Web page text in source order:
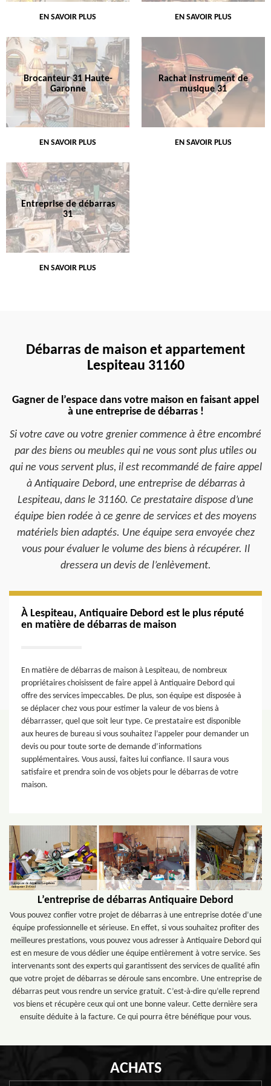
EN SAVOIR PLUS EN SAVOIR PLUS
Brocanteur 31 Haute-
Garonne
EN SAVOIR PLUS
Rachat instrument de
musique 31
EN SAVOIR PLUS
Entreprise de débarras
31
EN SAVOIR PLUS
Débarras de maison et appartement
Lespiteau 31160
Gagner de l’espace dans votre maison en faisant appel
à une entreprise de débarras !
Si votre cave ou votre grenier commence à être encombré
par des biens ou meubles qui ne vous sont plus utiles ou
qui ne vous servent plus, il est recommandé de faire appel
à Antiquaire Debord, une entreprise de débarras à
Lespiteau, dans le 31160. Ce prestataire dispose d’une
équipe bien rodée à ce genre de services et des moyens
matériels bien adaptés. Une équipe sera envoyée chez
vous pour évaluer le volume des biens à récupérer. Il
dressera un devis de l’enlèvement.
À Lespiteau, Antiquaire Debord est le plus réputé
en matière de débarras de maison
En matière de débarras de maison à Lespiteau, de nombreux
propriétaires choisissent de faire appel à Antiquaire Debord qui
offre des services impeccables. De plus, son équipe est disposée à
se déplacer chez vous pour estimer la valeur de vos biens à
débarrasser, quel que soit leur type. Ce prestataire est disponible
aux heures de bureau si vous souhaitez l’appeler pour demander un
devis ou pour toute sorte de demande d’informations
supplémentaires. Vous aussi, faites lui confiance. Il saura vous
satisfaire et prendra soin de vos objets pour le débarras de votre
maison.
L’entreprise de débarras Antiquaire Debord
Vous pouvez confier votre projet de débarras à une entreprise dotée d’une
équipe professionnelle et sérieuse. En effet, si vous souhaitez profiter des
meilleures prestations, vous pouvez vous adresser à Antiquaire Debord qui
est en mesure de vous dédier une équipe entièrement à votre service. Ses
intervenants sont des experts qui garantissent des services de qualité afin
que votre projet de débarras se déroule sans encombre. Une entreprise de
débarras peut vous rendre un service gratuit. C’est-à-dire qu’elle reprend
vos biens et récupère ceux qui ont une bonne valeur. Cette dernière sera
ensuite déduite à la facture. Ce qui pourra être bénéfique pour vous.
ACHATS